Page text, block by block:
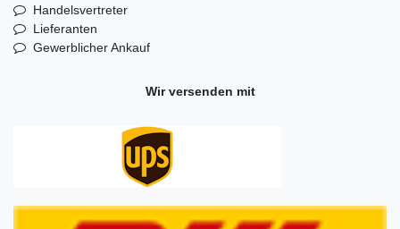
Handelsvertreter
Lieferanten
Gewerblicher Ankauf
Wir versenden mit